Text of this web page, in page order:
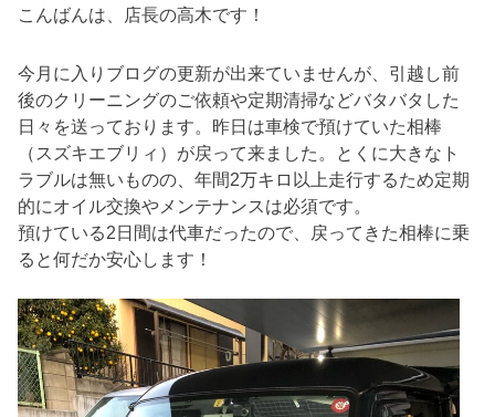
こんばんは、店長の高木です！
今月に入りブログの更新が出来ていませんが、引越し前
後のクリーニングのご依頼や定期清掃などバタバタした
日々を送っております。昨日は車検で預けていた相棒
（スズキエブリィ）が戻って来ました。とくに大きなト
ラブルは無いものの、年間2万キロ以上走行するため定期
的にオイル交換やメンテナンスは必須です。
預けている2日間は代車だったので、戻ってきた相棒に乗
ると何だか安心します！